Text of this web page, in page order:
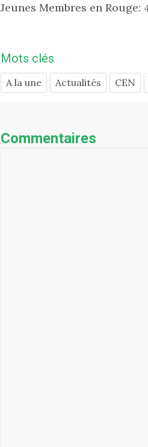
Jeunes Membres en
Mots clés
A la une Actualités CEN
Commentaires